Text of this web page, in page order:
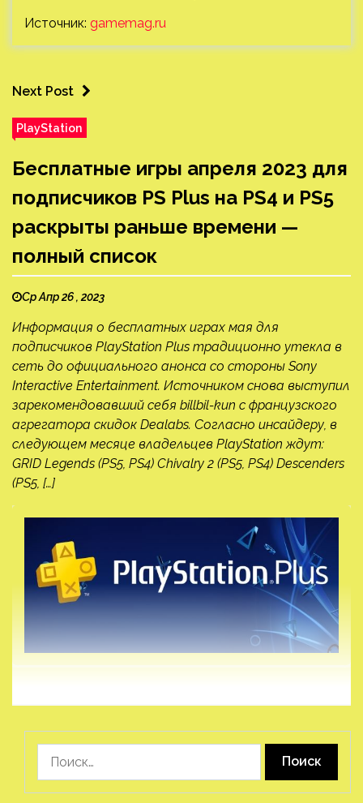
Источник: gamemag.ru
Next Post
PlayStation
Бесплатные игры апреля 2023 для
подписчиков PS Plus на PS4 и PS5
раскрыты раньше времени —
полный список
Ср Апр 26 , 2023
Информация о бесплатных играх мая для
подписчиков PlayStation Plus традиционно утекла в
сеть до официального анонса со стороны Sony
Interactive Entertainment. Источником снова выступил
зарекомендовавший себя billbil-kun с французского
агрегатора скидок Dealabs. Согласно инсайдеру, в
следующем месяце владельцев PlayStation ждут:
GRID Legends (PS5, PS4) Chivalry 2 (PS5, PS4) Descenders
(PS5, […]